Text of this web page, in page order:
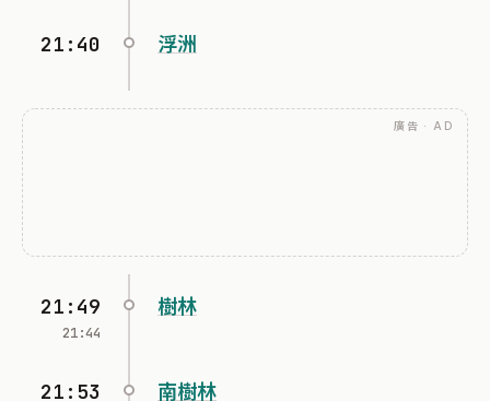
21:40 浮洲
廣告 · AD
21:49
21:44
樹林
21:53 南樹林